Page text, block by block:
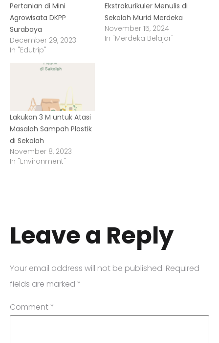
Pertanian di Mini
Agrowisata DKPP
Surabaya
December 29, 2023
In "Edutrip"
Ekstrakurikuler Menulis di
Sekolah Murid Merdeka
November 15, 2024
In "Merdeka Belajar"
Lakukan 3 M untuk Atasi
Masalah Sampah Plastik
di Sekolah
November 8, 2023
In "Environment"
Leave a Reply
Your email address will not be published. Required
fields are marked *
Comment *